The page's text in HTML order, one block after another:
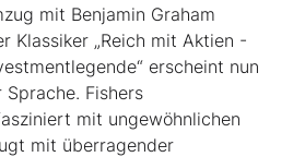
mit Benjamin Graham
Klassiker „Reich mit Aktien -
erscheint nun
Fishers
mit ungewöhnlichen
mit überragender